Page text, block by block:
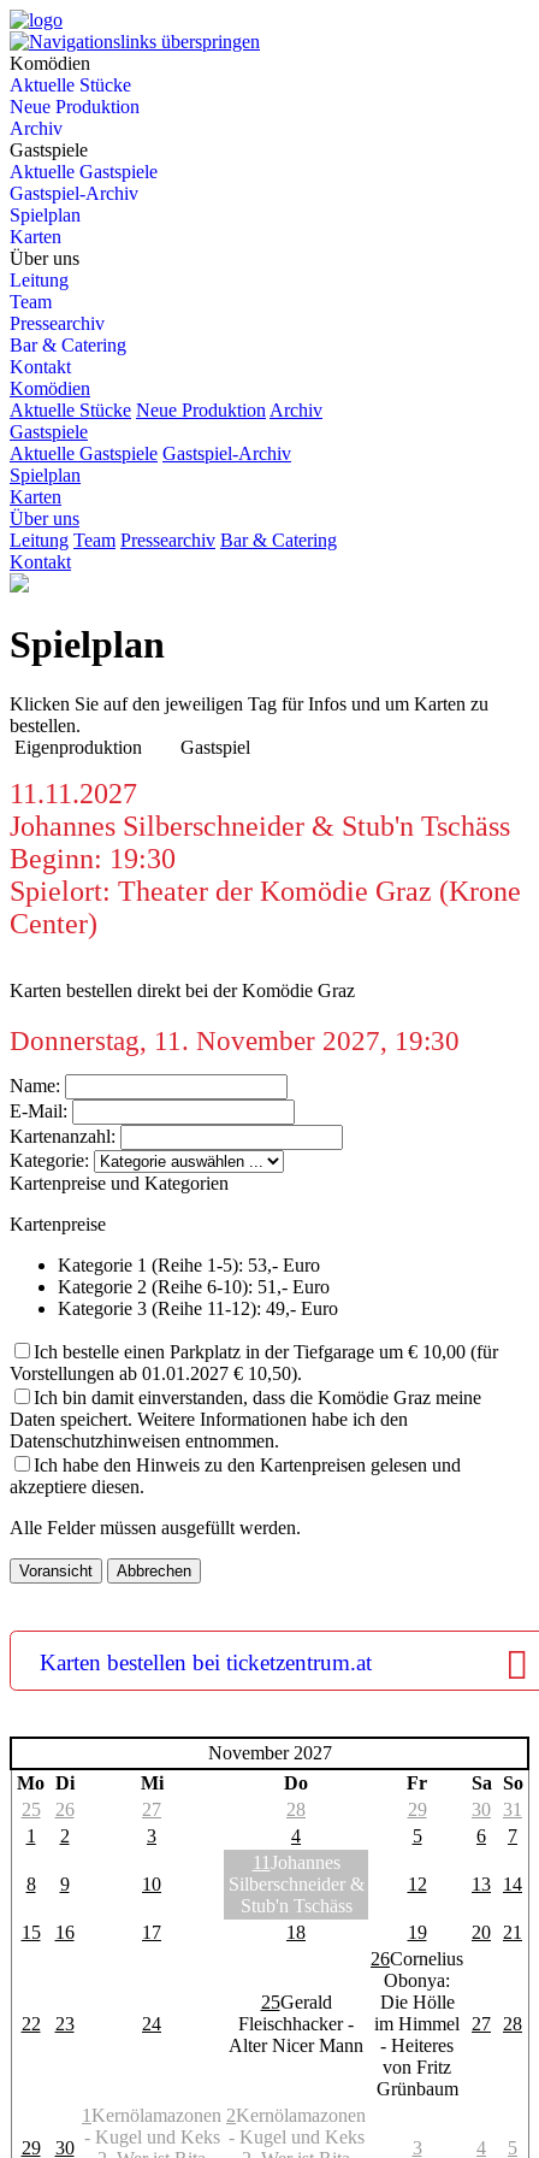
Komödien
Aktuelle Stücke
Neue Produktion
Archiv
Gastspiele
Aktuelle Gastspiele
Gastspiel-Archiv
Spielplan
Karten
Über uns
Leitung
Team
Pressearchiv
Bar & Catering
Kontakt
Komödien
Aktuelle Stücke Neue Produktion Archiv
Gastspiele
Aktuelle Gastspiele Gastspiel-Archiv
Spielplan
Karten
Über uns
Leitung Team Pressearchiv Bar & Catering
Kontakt
Spielplan
Klicken Sie auf den jeweiligen Tag für Infos und um Karten zu
bestellen.
Eigenproduktion
Gastspiel
11.11.2027
Johannes Silberschneider & Stub'n Tschäss
Beginn: 19:30
Spielort: Theater der Komödie Graz (Krone
Center)
Karten bestellen direkt bei der Komödie Graz
Donnerstag, 11. November 2027, 19:30
Name:
E-Mail:
Kartenanzahl:
Kategorie:
Kartenpreise und Kategorien
Kartenpreise
Kategorie 1 (Reihe 1-5): 53,- Euro
Kategorie 2 (Reihe 6-10): 51,- Euro
Kategorie 3 (Reihe 11-12): 49,- Euro
Ich bestelle einen Parkplatz in der Tiefgarage um € 10,00 (für
Vorstellungen ab 01.01.2027 € 10,50).
Ich bin damit einverstanden, dass die Komödie Graz meine
Daten speichert. Weitere Informationen habe ich den
Datenschutzhinweisen entnommen.
Ich habe den Hinweis zu den Kartenpreisen gelesen und
akzeptiere diesen.
Alle Felder müssen ausgefüllt werden.
Karten bestellen bei ticketzentrum.at
November 2027
Mo Di Mi Do Fr Sa So
25
26 27 28 29 30
31
1
2 3 4 5 6 7
8 9 10
11Johannes
Silberschneider &
Stub'n Tschäss
12 13 14
15 16 17 18 19 20 21
22 23 24
25Gerald
Fleischhacker -
Alter Nicer Mann
26Cornelius
Obonya:
Die Hölle
im Himmel
- Heiteres
von Fritz
Grünbaum
27 28
29 30
1Kernölamazonen
- Kugel und Keks
2Kernölamazonen
- Kugel und Keks
3 4 5